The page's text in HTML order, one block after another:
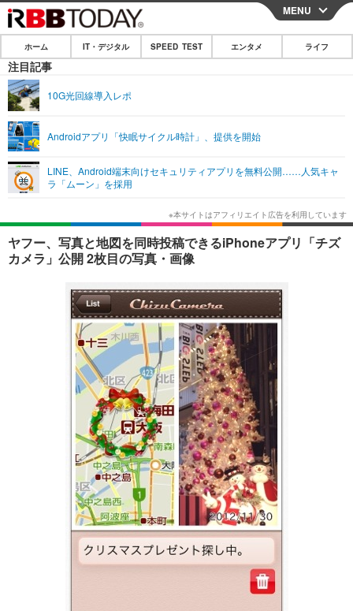
CLOSE
ホーム
IT・デジタル
ショッピング その他
SPEED TEST
エンタメ
エンタメTOP
韓国・芸能
音楽 スポーツ
ショッピング その他
ライフ
ライフTOP グルメ
ペット ショッピング
リリース一覧
プッシュ通知の停止方法
MENU
ホーム IT・デジタル SPEED TEST エンタメ ライフ
注目記事
10G光回線導入レポ
Androidアプリ「快眠サイクル時計」、提供を開始
LINE、Android端末向けセキュリティアプリを無料公開……人気キャ
ラ「ムーン」を採用
ヤフー、写真と地図を同時投稿できるiPhoneアプリ「チズ
カメラ」公開 2枚目の写真・画像